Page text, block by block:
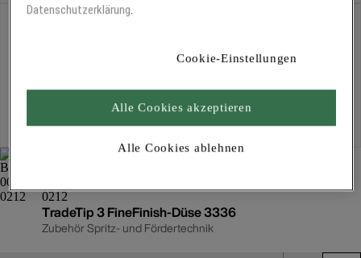
Kostenlose Lieferung
Für Lieferzeiten bitteanmelden
TradeTip 3 FineFinish-Düse 3336
Zubehör Spritz- und Fördertechnik
Datenschutzerklärung.
Cookie-Einstellungen
Alle Cookies ablehnen
Alle Cookies akzeptieren